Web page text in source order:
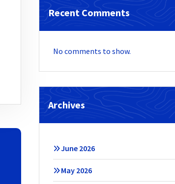
Recent Comments
No comments to show.
Archives
June 2026
May 2026